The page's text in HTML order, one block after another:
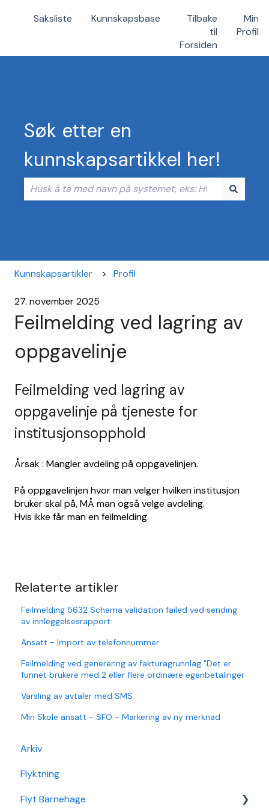
Saksliste Kunnskapsbase
Tilbake
til
Forsiden
Min
Profil
Søk etter en
kunnskapsartikkel her!
Kunnskapsartikler Profil
27. november 2025
Feilmelding ved lagring av
oppgavelinje
Feilmelding ved lagring av
oppgavelinje på tjeneste for
institusjonsopphold
Årsak : Mangler avdeling på oppgavelinjen.
På oppgavelinjen hvor man velger hvilken institusjon
bruker skal på, MÅ man også velge avdeling.
Hvis ikke får man en feilmelding.
Relaterte artikler
Feilmelding 5632 Schema validation failed ved sending
av innleggelsesrapport:
Ansatt - Import av telefonnummer
Feilmelding ved generering av fakturagrunnlag "Det er
funnet brukere med 2 eller flere ordinære egenbetalinger
Varsling av avtaler med SMS
Min Skole ansatt - SFO - Markering av ny merknad
Arkiv
Flyktning
Flyt Barnehage